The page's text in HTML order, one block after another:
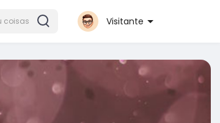
Visitante